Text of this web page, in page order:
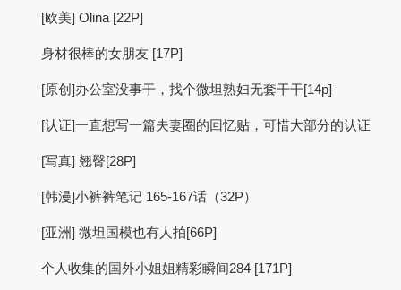
[欧美] Olina [22P]
身材很棒的女朋友 [17P]
[原创]办公室没事干，找个微坦熟妇无套干干[14p]
[认证]一直想写一篇夫妻圈的回忆贴，可惜大部分的认证
[写真] 翘臀[28P]
[韩漫]小裤裤笔记 165-167话（32P）
[亚洲] 微坦国模也有人拍[66P]
个人收集的国外小姐姐精彩瞬间284 [171P]